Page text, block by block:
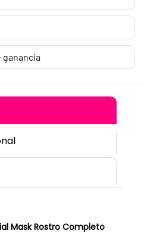
Mask Rostro Completo